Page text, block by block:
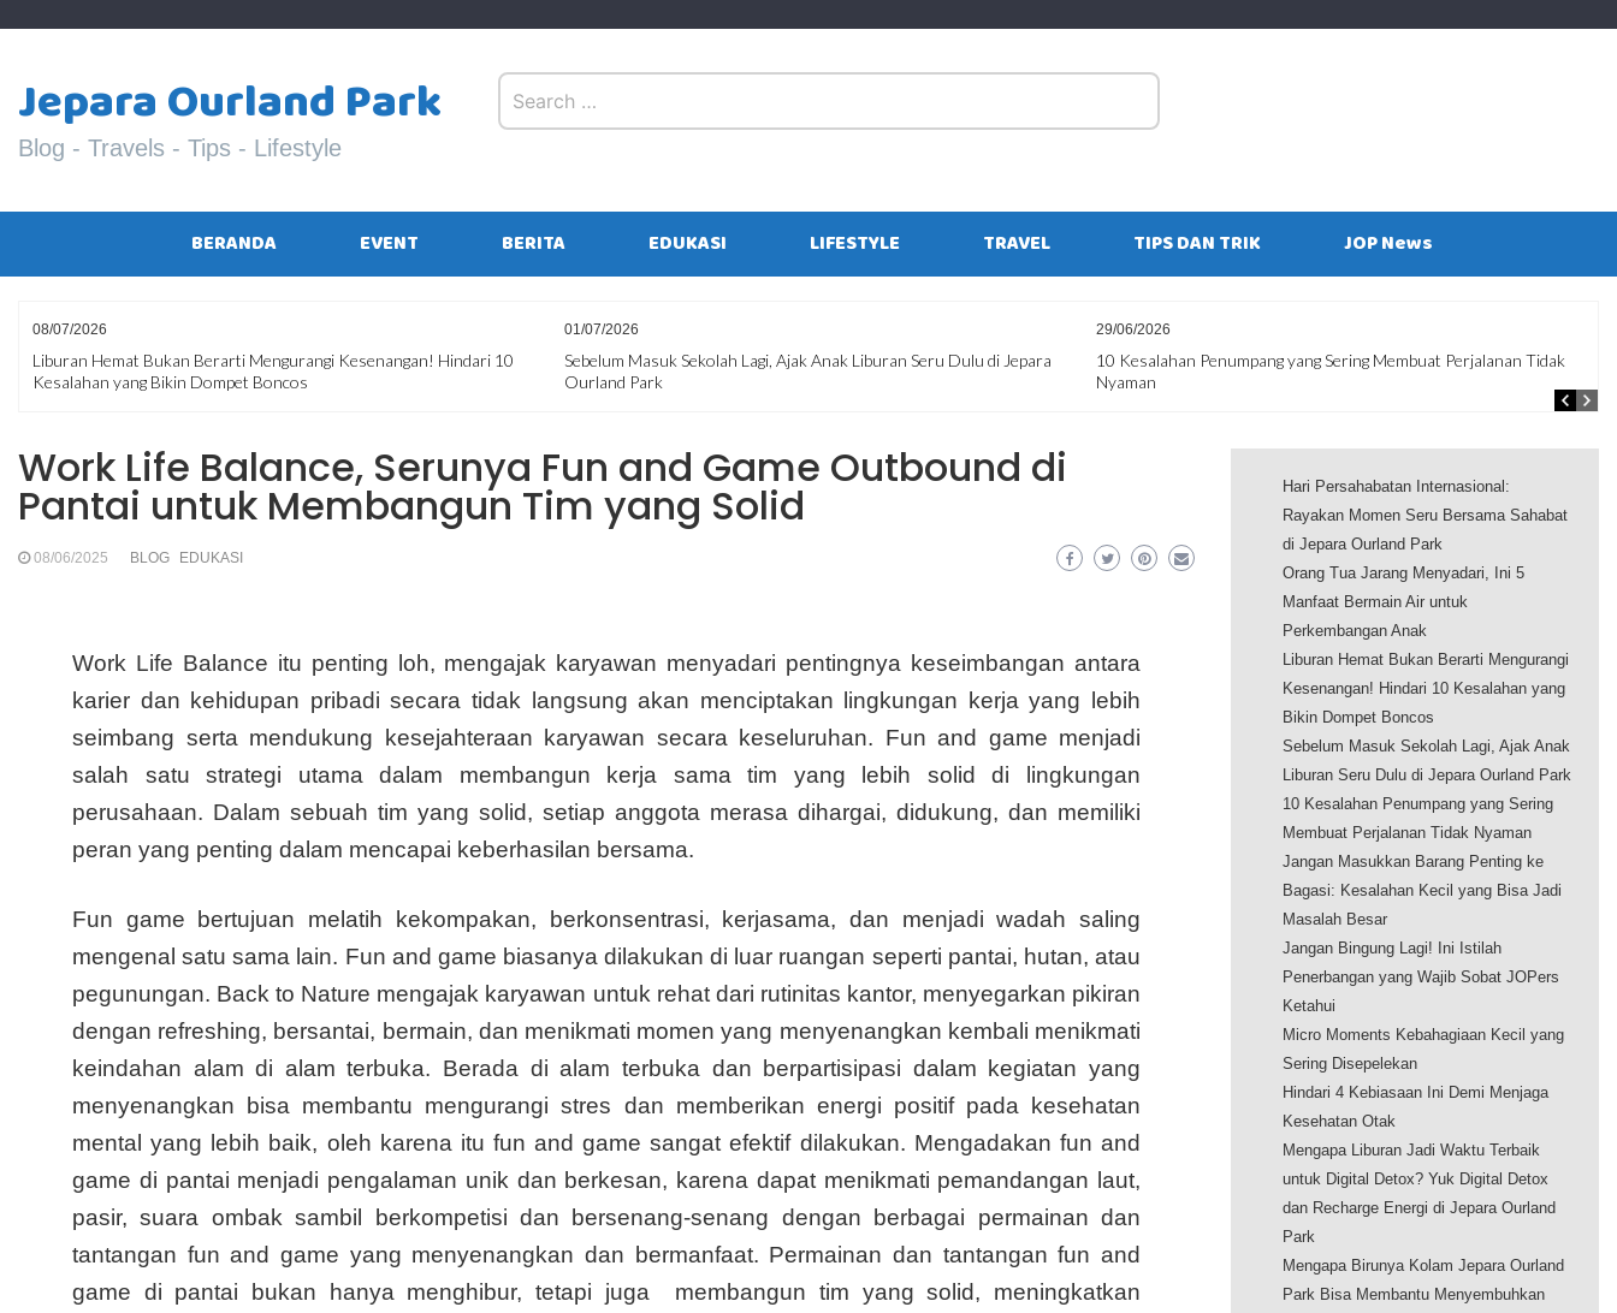
Jepara Ourland Park
Blog - Travels - Tips - Lifestyle
BERANDA EVENT BERITA EDUKASI LIFESTYLE TRAVEL TIPS DAN TRIK JOP News
08/07/2026
Liburan Hemat Bukan Berarti Mengurangi Kesenangan! Hindari 10
Kesalahan yang Bikin Dompet Boncos
01/07/2026
Sebelum Masuk Sekolah Lagi, Ajak Anak Liburan Seru Dulu di Jepara
Ourland Park
29/06/2026
10 Kesalahan Penumpang yang Sering Membuat Perjalanan Tidak
Nyaman
Work Life Balance, Serunya Fun and Game Outbound di
Pantai untuk Membangun Tim yang Solid
08/06/2025 BLOG EDUKASI
Work Life Balance itu penting loh, mengajak karyawan menyadari pentingnya keseimbangan antara
karier dan kehidupan pribadi secara tidak langsung akan menciptakan lingkungan kerja yang lebih
seimbang serta mendukung kesejahteraan karyawan secara keseluruhan. Fun and game menjadi
salah satu strategi utama dalam membangun kerja sama tim yang lebih solid di lingkungan
perusahaan. Dalam sebuah tim yang solid, setiap anggota merasa dihargai, didukung, dan memiliki
peran yang penting dalam mencapai keberhasilan bersama.
Fun game bertujuan melatih kekompakan, berkonsentrasi, kerjasama, dan menjadi wadah saling
mengenal satu sama lain. Fun and game biasanya dilakukan di luar ruangan seperti pantai, hutan, atau
pegunungan. Back to Nature mengajak karyawan untuk rehat dari rutinitas kantor, menyegarkan pikiran
dengan refreshing, bersantai, bermain, dan menikmati momen yang menyenangkan kembali menikmati
keindahan alam di alam terbuka. Berada di alam terbuka dan berpartisipasi dalam kegiatan yang
menyenangkan bisa membantu mengurangi stres dan memberikan energi positif pada kesehatan
mental yang lebih baik, oleh karena itu fun and game sangat efektif dilakukan. Mengadakan fun and
game di pantai menjadi pengalaman unik dan berkesan, karena dapat menikmati pemandangan laut,
pasir, suara ombak sambil berkompetisi dan bersenang-senang dengan berbagai permainan dan
tantangan fun and game yang menyenangkan dan bermanfaat. Permainan dan tantangan fun and
game di pantai bukan hanya menghibur, tetapi juga membangun tim yang solid, meningkatkan
Hari Persahabatan Internasional:
Rayakan Momen Seru Bersama Sahabat
di Jepara Ourland Park
Orang Tua Jarang Menyadari, Ini 5
Manfaat Bermain Air untuk
Perkembangan Anak
Liburan Hemat Bukan Berarti Mengurangi
Kesenangan! Hindari 10 Kesalahan yang
Bikin Dompet Boncos
Sebelum Masuk Sekolah Lagi, Ajak Anak
Liburan Seru Dulu di Jepara Ourland Park
10 Kesalahan Penumpang yang Sering
Membuat Perjalanan Tidak Nyaman
Jangan Masukkan Barang Penting ke
Bagasi: Kesalahan Kecil yang Bisa Jadi
Masalah Besar
Jangan Bingung Lagi! Ini Istilah
Penerbangan yang Wajib Sobat JOPers
Ketahui
Micro Moments Kebahagiaan Kecil yang
Sering Disepelekan
Hindari 4 Kebiasaan Ini Demi Menjaga
Kesehatan Otak
Mengapa Liburan Jadi Waktu Terbaik
untuk Digital Detox? Yuk Digital Detox
dan Recharge Energi di Jepara Ourland
Park
Mengapa Birunya Kolam Jepara Ourland
Park Bisa Membantu Menyembuhkan